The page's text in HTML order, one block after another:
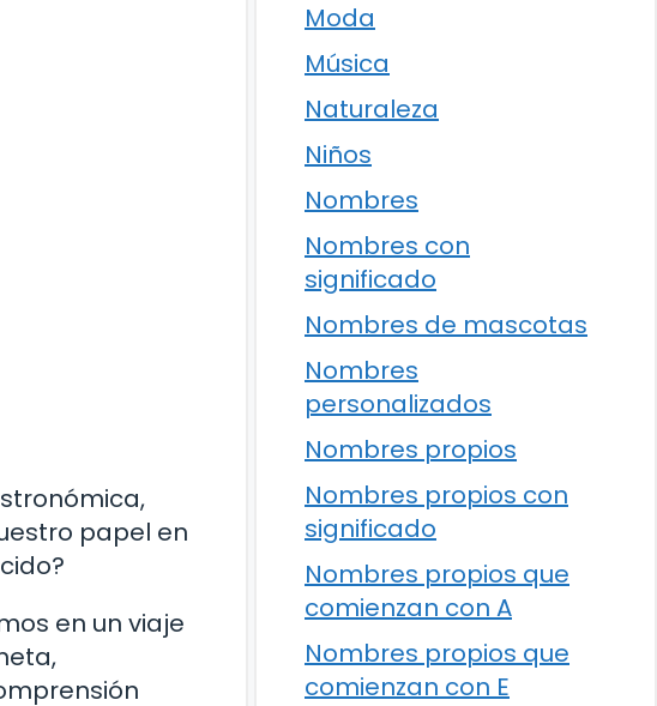
papel en
en un viaje
Moda
Música
Naturaleza
Niños
Nombres
Nombres con
significado
Nombres de mascotas
Nombres
personalizados
Nombres propios
Nombres propios con
significado
Nombres propios que
comienzan con A
Nombres propios que
comienzan con E